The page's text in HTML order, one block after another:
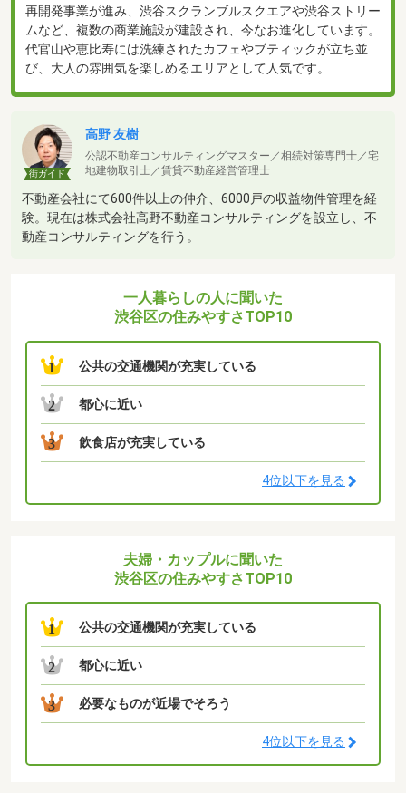
再開発事業が進み、渋谷スクランブルスクエアや渋谷ストリー
ムなど、複数の商業施設が建設され、今なお進化しています。
代官山や恵比寿には洗練されたカフェやブティックが立ち並
び、大人の雰囲気を楽しめるエリアとして人気です。
街ガイド
高野 友樹
公認不動産コンサルティングマスター／相続対策専門士／宅
地建物取引士／賃貸不動産経営管理士
不動産会社にて600件以上の仲介、6000戸の収益物件管理を経
験。現在は株式会社高野不動産コンサルティングを設立し、不
動産コンサルティングを行う。
一人暮らしの人に聞いた
渋谷区の住みやすさTOP10
1 公共の交通機関が充実している
2 都心に近い
3 飲食店が充実している
4位以下を見る
夫婦・カップルに聞いた
渋谷区の住みやすさTOP10
1 公共の交通機関が充実している
2 都心に近い
3 必要なものが近場でそろう
4位以下を見る